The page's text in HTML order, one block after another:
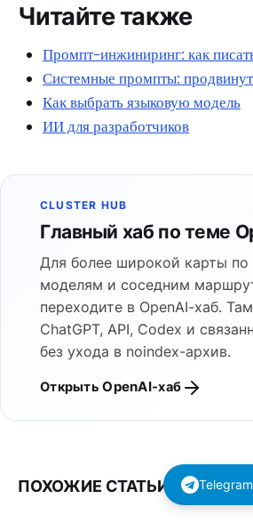
Читайте также
Промпт-инжиниринг: как
Системные промпты:
Как выбрать языковую модель
ИИ для разработчиков
CLUSTER HUB
Главный хаб по теме
Для более широкой карты по
моделям и соседним
переходите в OpenAI-хаб.
ChatGPT, API, Codex и
без ухода в noindex-архив.
Открыть OpenAI-хаб
ПОХОЖИЕ СТАТЬИ